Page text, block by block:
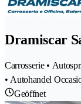
Dramiscar
Carrosserie •
• Autohandel
Geöffnet